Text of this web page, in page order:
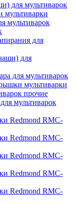
для мультиварок
мультиварок
для
для
для мультиварок
мультиварки
прочие
мультиварок
Redmond RMC-
Redmond RMC-
Redmond RMC-
Redmond RMC-
Redmond RMC-